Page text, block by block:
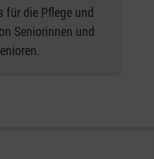
für die Pflege und
Seniorinnen und